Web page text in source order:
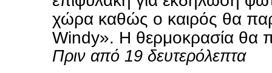
χώρα καθώς ο καιρός θα
Windy». Η θερμοκρασία θα
Πριν από 19 δευτερόλεπτα